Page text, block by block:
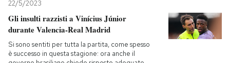
22/5/2023
Gli insulti razzisti a Vinícius Júnior
durante Valencia-Real Madrid
Si sono sentiti per tutta la partita, come spesso
è successo in questa stagione: ora anche il